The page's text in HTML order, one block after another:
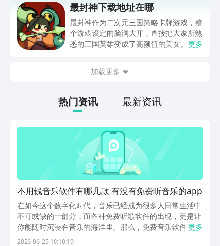
为玩家们带来，通过它就可以体验到超级
畅快的三国冒险，想入坑这一作品的玩家
还请不要错过。
最封神下载地址在哪
最封神作为二次元三国策略卡牌游戏，整
个游戏设定的脑洞大开，直接把大家所熟
悉的三国英雄变成了高颜值的美女。整体
家在体验游戏的时候，如果能够成功的下
面就针对下载地址做相关内容的介绍。
更多
加载更多
热门资讯 最新资讯
不用钱音乐软件有哪几款 有没有免费听音乐的app
在如今这个数字化时代，音乐已经成为很多人日常生活中
不可或缺的一部分，而各种免费听歌软件的出现，更是让
你能随时沉浸在音乐的海洋里。那么，免费音乐软件有哪
些呢？今天小编就为大家带来几款好用的免费听音乐
更多
2026-06-25 10:10:19